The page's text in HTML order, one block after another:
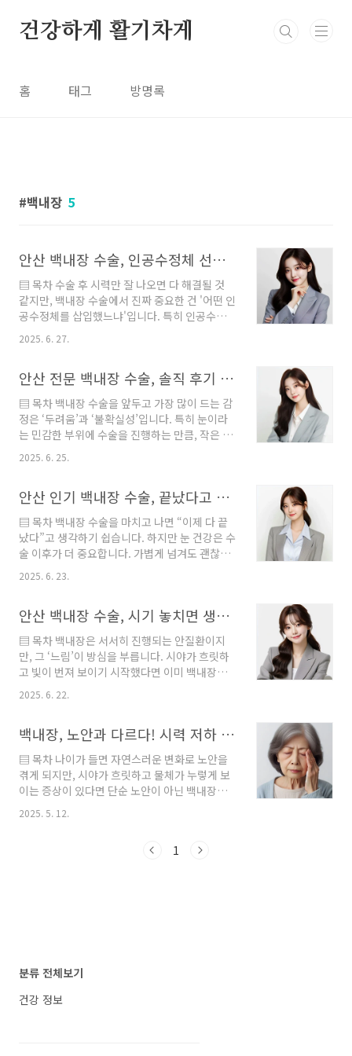
건강하게 활기차게
홈 태그 방명록
백내장 5
안산 백내장 수술, 인공수정체 선택의 진짜 기준은 따로 있습니다
▤ 목차 수술 후 시력만 잘 나오면 다 해결될 것
같지만, 백내장 수술에서 진짜 중요한 건 '어떤 인
공수정체를 삽입했느냐'입니다. 특히 인공수정체
는 가격이 높다고 무조건 좋은 것도 아니고, 기능
이 많다고 해서 모두에게 맞는 것도 아닙니다. 오
환자 입장에서 꼭 알아야 할 인공수정체 선택 기
준을 알기 쉽게 정리해드립니다. ‘이런 줄 알았으
면 처음부터 이렇게 선택할 걸’이라는 후회를 줄
이는 정보, 지금부터 시작합니다. 안산 백내장 수
술, 인공수정체 선택의 진짜 기준은 따로 있습니
다 비싸다고 다 좋은 건 아니다, 인공수정체는 '맞
함을 찾기보다 ‘적합함’을 먼저 따져야 합니다인
공수정체를 설명할 때 가장 흔하게 등장하..
2025. 6. 27.
안산 전문 백내장 수술, 솔직 후기 공개! “불안했지만 안심했어요
▤ 목차 백내장 수술을 앞두고 가장 많이 드는 감
정은 ‘두려움’과 ‘불확실성’입니다. 특히 눈이라
는 민감한 부위에 수술을 진행하는 만큼, 작은 증
상 하나에도 신경이 곤두설 수밖에 없는데요. 실
제 수술을 받은 환자들이 겪은 증상과 그에 대한
두 공개합니다. 안산에서 백내장 수술을 고려하
신다면 이 생생한 후기가 결정에 큰 도움이 될 겁
니다. 안산 전문 백내장 수술, 솔직 후기 공개!
“불안했지만 안심했어요” 김정현 원장님과 함께
한 백내장 수술 이야기, 어떤 부분이 가장 궁금하
셨나요? 수술 직후, 이런 증상은 안심해도 괜찮습
로 대부분 정상적인 회복 반응입니다. 그렇지만
처음 겪는 증상은 누구에게나 걱정될 수밖에 ..
2025. 6. 25.
안산 인기 백내장 수술, 끝났다고 방심하면 안 되는 이유
▤ 목차 백내장 수술을 마치고 나면 “이제 다 끝
났다”고 생각하기 쉽습니다. 하지만 눈 건강은 수
술 이후가 더 중요합니다. 가볍게 넘겨도 괜찮은
증상도 있고, 반대로 ‘이건 정말 빨리 병원 가셔야
합니다’ 싶은 신호도 있습니다. 안산에서 많은 환
경험을 바탕으로, 수술 후 시기별로 주의해야 할
증상을 짚어드립니다. 괜히 혼자 걱정하지 마시
고, 지금 이 글을 통해 명확한 기준을 확인해보세
요. 백내장 수술 후, 걱정해도 되는 증상과 안 해
도 되는 증상 구분법 수술 직후 1~2일, 불편해도
괜찮은 반응들백내장 수술 직후부터 하루 이틀
부분은 몸의 자연스러운 회복 반응이므로, 너무
걱정하지 않으셔도 됩니다. 증상의미대처..
2025. 6. 23.
안산 백내장 수술, 시기 놓치면 생길 수 있는 문제들
▤ 목차 백내장은 서서히 진행되는 안질환이지
만, 그 ‘느림’이 방심을 부릅니다. 시야가 흐릿하
고 빛이 번져 보이기 시작했다면 이미 백내장이
꽤 진행됐을 가능성이 높습니다. 수술을 늦추면
시력 저하뿐만 아니라 녹내장이나 포도막염 같은
있습니다. 이 글에서는 백내장을 참고 있을 때 생
길 수 있는 위험과, 안산에서 신뢰받는 백내장 수
술 병원 정보, 수술 시기와 과정까지 꼼꼼히 알려
드리겠습니다. 지금이 바로 눈 건강을 지킬 수 있
는 ‘골든타임’입니다. 안산 백내장 수술, 시기 놓
치면 생길 수 있는 문제들 백내장, 언제 수술해야
운 일백내장은 단순한 노화 현상이지만, 방치했
2025. 6. 22.
백내장, 노안과 다르다! 시력 저하 방치하면 위험한 이유
▤ 목차 나이가 들면 자연스러운 변화로 노안을
겪게 되지만, 시야가 흐릿하고 물체가 누렇게 보
이는 증상이 있다면 단순 노안이 아닌 백내장을
의심해야 합니다. 많은 분들이 이를 간과한 채 방
치하다가 시력 손실이 심각해진 후에야 병원을
장의 정확한 이해부터 수술 시기, 인공수정체 선
백내장 전문 병원 TOP10 ❯❯ 단순 노안은 돋보
기로 어느 ..
2025. 5. 12.
1
분류 전체보기
건강 정보